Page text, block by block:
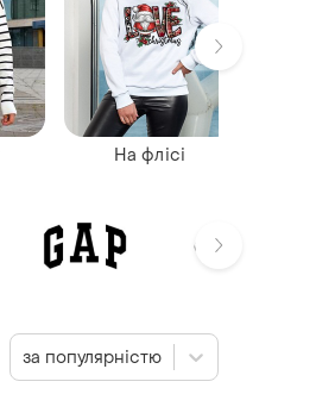
На флісі
за популярністю